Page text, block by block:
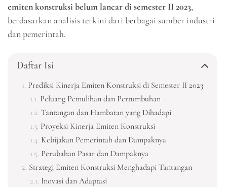
emiten konstruksi belum lancar di semester II 2023,
berdasarkan analisis terkini dari berbagai sumber industri
dan pemerintah.
Daftar Isi
Prediksi Kinerja Emiten Konstruksi di Semester II 2023
Peluang Pemulihan dan Pertumbuhan
Tantangan dan Hambatan yang Dihadapi
Proyeksi Kinerja Emiten Konstruksi
Kebijakan Pemerintah dan Dampaknya
Perubahan Pasar dan Dampaknya
Strategi Emiten Konstruksi Menghadapi Tantangan
Inovasi dan Adaptasi